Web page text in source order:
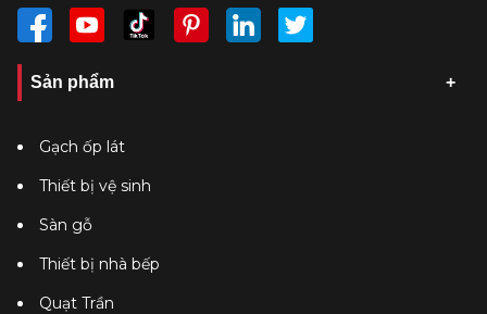
Sản phẩm
Gạch ốp lát
Thiết bị vệ sinh
Sàn gỗ
Thiết bị nhà bếp
Quạt Trần